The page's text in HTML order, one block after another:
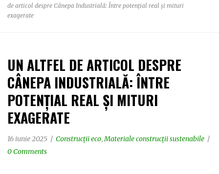
de articol despre Cânepa Industrială: Între potențial real și mituri
exagerate
UN ALTFEL DE ARTICOL DESPRE
CÂNEPA INDUSTRIALĂ: ÎNTRE
POTENȚIAL REAL ȘI MITURI
EXAGERATE
16 iunie 2025 Construcții eco,Materiale construcții sustenabile
0 Comments